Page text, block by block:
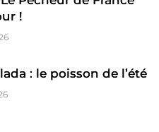
!
: le poisson de l’été